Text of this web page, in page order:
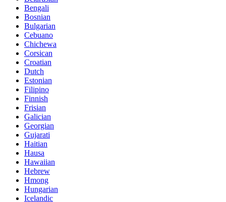
Bengali
Bosnian
Bulgarian
Cebuano
Chichewa
Corsican
Croatian
Dutch
Estonian
Filipino
Finnish
Frisian
Galician
Georgian
Gujarati
Haitian
Hausa
Hawaiian
Hebrew
Hmong
Hungarian
Icelandic